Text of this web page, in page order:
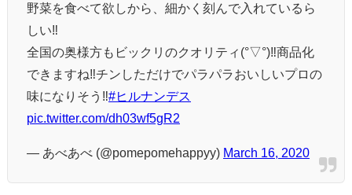
野菜を食べて欲しから、細かく刻んで入れているら
しい‼︎
全国の奥様方もビックリのクオリティ(°▽°)‼︎商品化
できますね‼︎チンしただけでパラパラおいしいプロの
味になりそう‼︎#ヒルナンデス
pic.twitter.com/dh03wf5gR2
— あべあべ (@pomepomehappyy) March 16, 2020